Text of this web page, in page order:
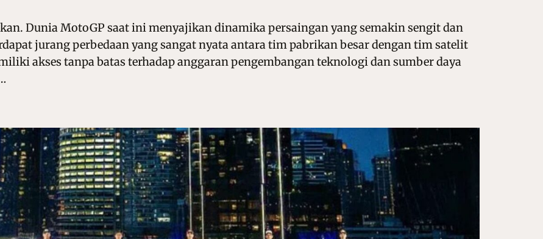
Dunia MotoGP saat ini menyajikan dinamika persaingan yang semakin sengit dan
jurang perbedaan yang sangat nyata antara tim pabrikan besar dengan tim satelit
akses tanpa batas terhadap anggaran pengembangan teknologi dan sumber daya